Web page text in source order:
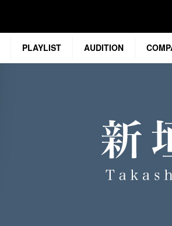
PLAYLIST AUDITION